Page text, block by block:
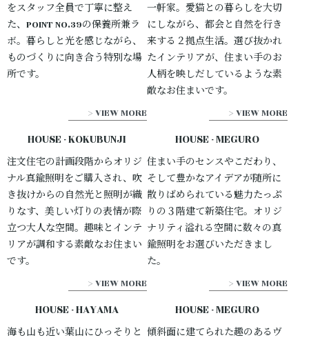
をスタッフ全員で丁寧に整え
た、POINT NO.39の保養所兼ラ
ボ。暮らしと光を感じながら、
ものづくりに向き合う特別な場
所です。
> VIEW MORE
一軒家。愛猫との暮らしを大切
にしながら、都会と自然を行き
来する２拠点生活。選び抜かれ
たインテリアが、住まい手のお
人柄を映しだしているような素
敵なお住まいです。
> VIEW MORE
HOUSE - KOKUBUNJI
注文住宅の計画段階からオリジ
ナル真鍮照明をご購入され、吹
き抜けからの自然光と照明が織
りなす、美しい灯りの表情が際
立つ大人な空間。趣味とインテ
リアが調和する素敵なお住まい
です。
> VIEW MORE
HOUSE - MEGURO
住まい手のセンスやこだわり、
そして豊かなアイデアが随所に
散りばめられている魅力たっぷ
りの３階建て新築住宅。オリジ
ナリティ溢れる空間に数々の真
鍮照明をお選びいただきまし
た。
> VIEW MORE
HOUSE - HAYAMA
海も山も近い葉山にひっそりと
HOUSE - MEGURO
傾斜面に建てられた趣のあるヴ